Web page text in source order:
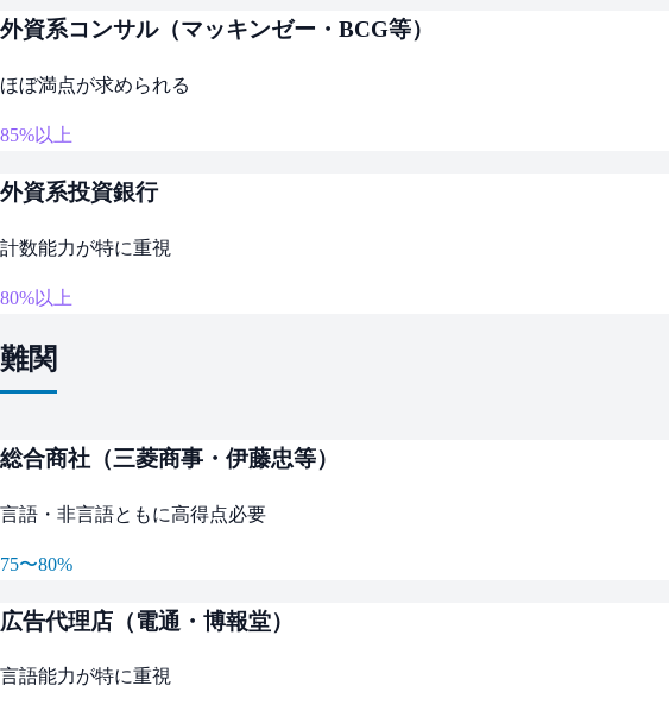
外資系コンサル（マッキンゼー・BCG等）
ほぼ満点が求められる
85%以上
外資系投資銀行
計数能力が特に重視
80%以上
難関
総合商社（三菱商事・伊藤忠等）
言語・非言語ともに高得点必要
75〜80%
広告代理店（電通・博報堂）
言語能力が特に重視